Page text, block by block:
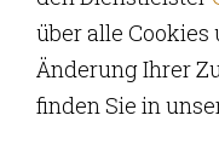
über alle
Änderung Ihrer
finden Sie in